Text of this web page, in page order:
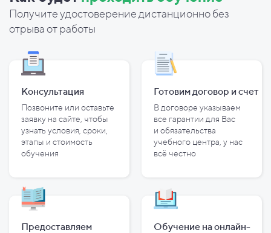
Получите удостоверение дистанционно без
отрыва от работы
Консультация
Позвоните или оставьте
заявку на сайте, чтобы
узнать условия, сроки,
этапы и стоимость
обучения
Готовим договор и счет
В договоре указываем
все гарантии для Вас
и обязательства
учебного центра, у нас
всё честно
Предоставляем
Обучение на онлайн-